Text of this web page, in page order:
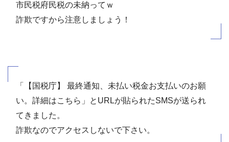
市民税府民税の未納ってｗ
詐欺ですから注意しましょう！
「【国税庁】 最終通知、未払い税金お支払いのお願
い。詳細はこちら」とURLが貼られたSMSが送られ
てきました。
詐欺なのでアクセスしないで下さい。